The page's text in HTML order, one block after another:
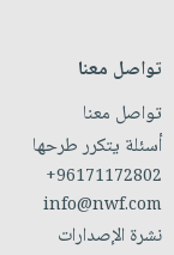
تواصل معنا
تواصل معنا
أسئلة يتكرر طرحها
+96171172802
info@nwf.com
نشرة الإصدارات